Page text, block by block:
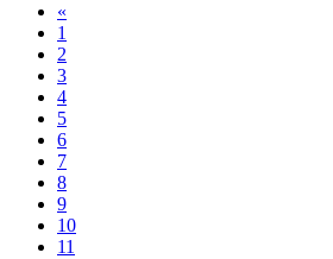
«
1
2
3
4
5
6
7
8
9
10
11